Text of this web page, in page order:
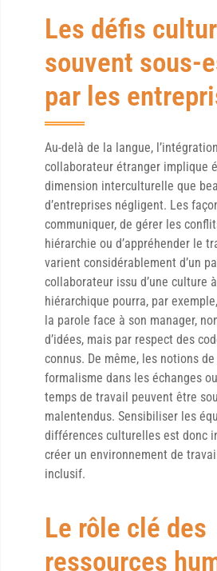
Les défis
souvent sous-
par les
Au-delà de la langue,
collaborateur étranger implique
dimension interculturelle que
d’entreprises négligent. Les
communiquer, de gérer les
hiérarchie ou d’appréhender le
varient considérablement d’un
collaborateur issu d’une culture
hiérarchique pourra, par
la parole face à son manager,
d’idées, mais par respect des
connus. De même, les notions
formalisme dans les échanges
temps de travail peuvent être
malentendus. Sensibiliser les
différences culturelles est donc
créer un environnement de
inclusif.
Le rôle clé des
ressources